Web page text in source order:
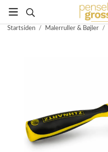
Startsiden / Malerruller & Bøjler /